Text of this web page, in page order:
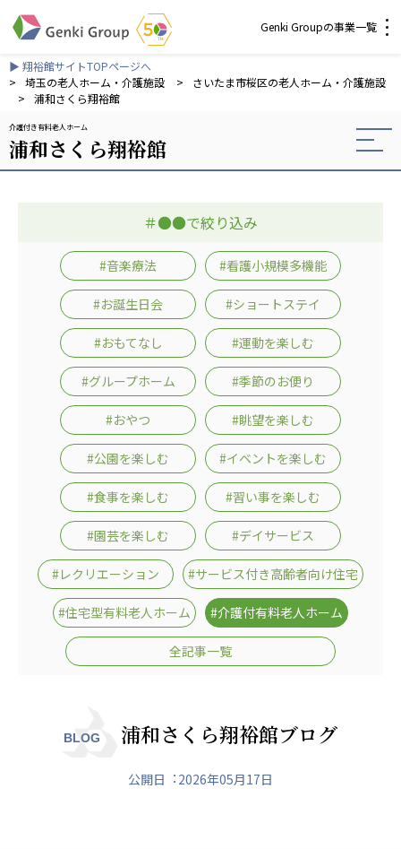
Genki Groupの事業一覧
介護・福祉
社会福祉法人 元気村グループ
社会福祉法人元気村
社会福祉法人長寿の森
社会福祉法人杜の村
株式会社 サンガジャパン
株式会社日本遮蔽技研
サンガ共同組合
株式会社Genkiリレーションズ
一般社団法人 日本高齢者福祉協会
日本高齢者福祉協会
株式会社 爽やかな風沖縄
爽やかな風 中部エリア
爽やかな風 那覇エリア
株式会社 鷹揚館
鷹揚館
社会福祉法人 共生会
特別養護老人ホーム 共生の家
株式会社 アジアメデカ元気事業団
アジアメデカ元気事業団
株式会社 爽やかな風九州
株式会社 七星
社会福祉法人 福ふく
福ふく
株式会社 せきれい
せきれい
社会福祉法人 心の会
▶ 翔裕館サイトTOPページへ
>
埼玉の老人ホーム・介護施設 >
さいたま市桜区の老人ホーム・介護施設
>
浦和さくら翔裕館
介護付き有料老人ホーム
浦和さくら翔裕館
＃●●で絞り込み
#音楽療法 #看護小規模多機能
#お誕生日会 #ショートステイ
#おもてなし #運動を楽しむ
#グループホーム #季節のお便り
#おやつ #眺望を楽しむ
#公園を楽しむ #イベントを楽しむ
#食事を楽しむ #習い事を楽しむ
#園芸を楽しむ #デイサービス
#レクリエーション #サービス付き高齢者向け住宅
#住宅型有料老人ホーム #介護付有料老人ホーム
全記事一覧
BLOG 浦和さくら翔裕館ブログ
公開日︓2026年05月17日